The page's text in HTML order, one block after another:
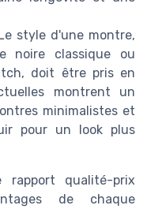
style d'une montre,
noire classique ou
doit être pris en
montrent un
minimalistes et
pour un look plus
qualité-prix
de chaque